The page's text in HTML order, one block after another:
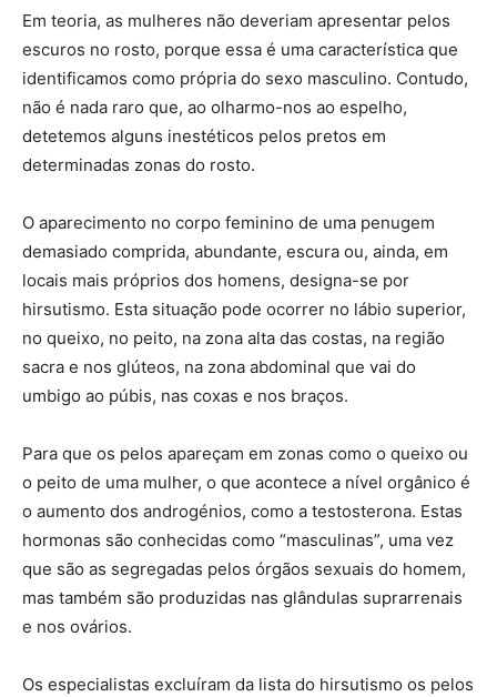
Em teoria, as mulheres não deveriam apresentar pelos
escuros no rosto, porque essa é uma característica que
identificamos como própria do sexo masculino. Contudo,
não é nada raro que, ao olharmo-nos ao espelho,
detetemos alguns inestéticos pelos pretos em
determinadas zonas do rosto.
O aparecimento no corpo feminino de uma penugem
demasiado comprida, abundante, escura ou, ainda, em
locais mais próprios dos homens, designa-se por
hirsutismo. Esta situação pode ocorrer no lábio superior,
no queixo, no peito, na zona alta das costas, na região
sacra e nos glúteos, na zona abdominal que vai do
umbigo ao púbis, nas coxas e nos braços.
Para que os pelos apareçam em zonas como o queixo ou
o peito de uma mulher, o que acontece a nível orgânico é
o aumento dos androgénios, como a testosterona. Estas
hormonas são conhecidas como “masculinas”, uma vez
que são as segregadas pelos órgãos sexuais do homem,
mas também são produzidas nas glândulas suprarrenais
e nos ovários.
Os especialistas excluíram da lista do hirsutismo os pelos